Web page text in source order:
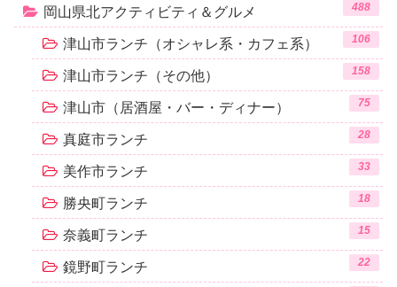
岡山県北アクティビティ＆グルメ 488
津山市ランチ（オシャレ系・カフェ系） 106
津山市ランチ（その他） 158
津山市（居酒屋・バー・ディナー） 75
真庭市ランチ 28
美作市ランチ 33
勝央町ランチ 18
奈義町ランチ 15
鏡野町ランチ 22